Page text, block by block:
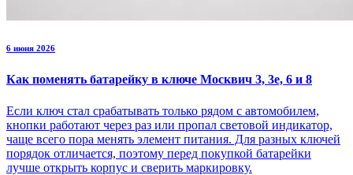
6 июня 2026
Как поменять батарейку в ключе Москвич 3, 3е, 6 и 8
Если ключ стал срабатывать только рядом с автомобилем,
кнопки работают через раз или пропал световой индикатор,
чаще всего пора менять элемент питания. Для разных ключей
порядок отличается, поэтому перед покупкой батарейки
лучше открыть корпус и сверить маркировку.